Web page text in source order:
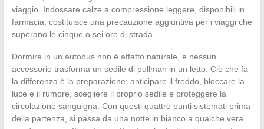
viaggio. Indossare calze a compressione leggere, disponibili in
farmacia, costituisce una precauzione aggiuntiva per i viaggi che
superano le cinque o sei ore di strada.
Dormire in un autobus non è affatto naturale, e nessun
accessorio trasforma un sedile di pullman in un letto. Ciò che fa
la differenza è la preparazione: anticipare il freddo, bloccare la
luce e il rumore, scegliere il proprio sedile e proteggere la
circolazione sanguigna. Con questi quattro punti sistemati prima
della partenza, si passa da una notte in bianco a qualche vera